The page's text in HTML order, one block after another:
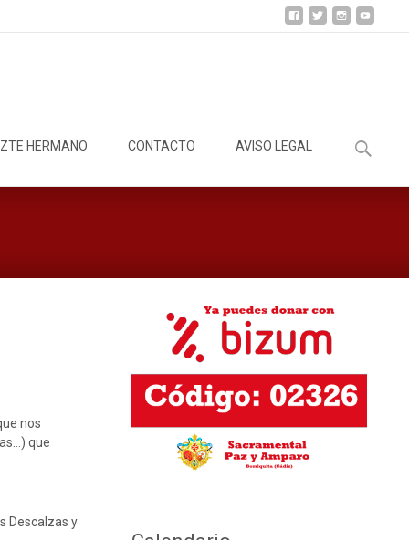
HERMANO CONTACTO AVISO LEGAL Buscar:
nos
que
Descalzas y